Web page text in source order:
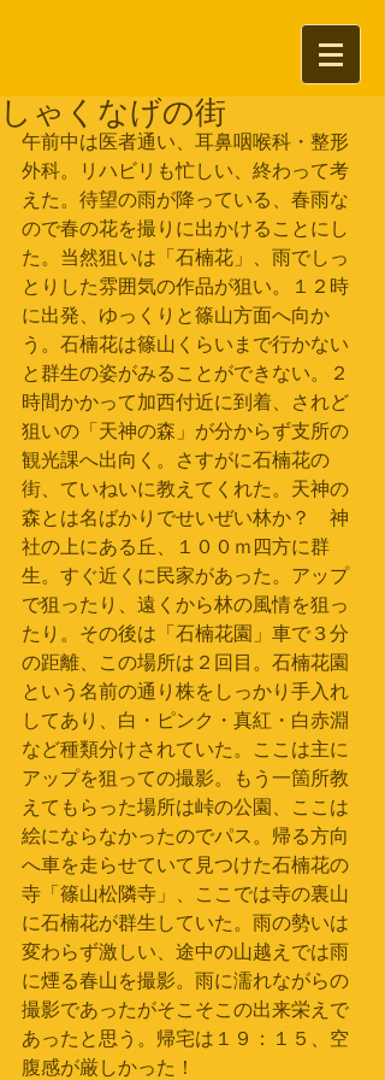
しゃくなげの街
午前中は医者通い、耳鼻咽喉科・整形
外科。リハビリも忙しい、終わって考
えた。待望の雨が降っている、春雨な
ので春の花を撮りに出かけることにし
た。当然狙いは「石楠花」、雨でしっ
とりした雰囲気の作品が狙い。１２時
に出発、ゆっくりと篠山方面へ向か
う。石楠花は篠山くらいまで行かない
と群生の姿がみることができない。２
時間かかって加西付近に到着、されど
狙いの「天神の森」が分からず支所の
観光課へ出向く。さすがに石楠花の
街、ていねいに教えてくれた。天神の
森とは名ばかりでせいぜい林か？　神
社の上にある丘、１００ｍ四方に群
生。すぐ近くに民家があった。アップ
で狙ったり、遠くから林の風情を狙っ
たり。その後は「石楠花園」車で３分
の距離、この場所は２回目。石楠花園
という名前の通り株をしっかり手入れ
してあり、白・ピンク・真紅・白赤淵
など種類分けされていた。ここは主に
アップを狙っての撮影。もう一箇所教
えてもらった場所は峠の公園、ここは
絵にならなかったのでパス。帰る方向
へ車を走らせていて見つけた石楠花の
寺「篠山松隣寺」、ここでは寺の裏山
に石楠花が群生していた。雨の勢いは
変わらず激しい、途中の山越えでは雨
に煙る春山を撮影。雨に濡れながらの
撮影であったがそこそこの出来栄えで
あったと思う。帰宅は１９：１５、空
腹感が厳しかった！